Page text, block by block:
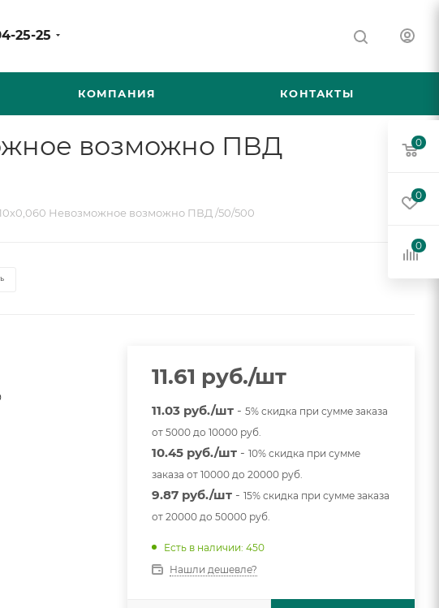
25-25
КОМПАНИЯ КОНТАКТЫ
возможно ПВД
Невозможное возможно ПВД /50/500
11.61 руб./шт
11.03 руб./шт- 5% скидка при сумме заказа
от 5000 до 10000 руб.
10.45 руб./шт- 10% скидка при сумме
заказа от 10000 до 20000 руб.
9.87 руб./шт- 15% скидка при сумме заказа
от 20000 до 50000 руб.
Есть в наличии: 450
Нашли дешевле?
0
0
0